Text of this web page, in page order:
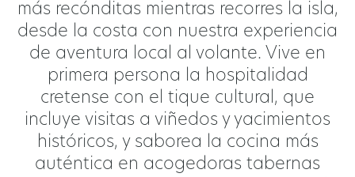
más recónditas mientras recorres la isla,
desde la costa con nuestra experiencia
de aventura local al volante. Vive en
primera persona la hospitalidad
cretense con el tique cultural, que
incluye visitas a viñedos y yacimientos
históricos, y saborea la cocina más
auténtica en acogedoras tabernas